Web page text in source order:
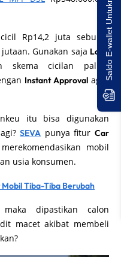
Rp14,2 juta sebulan
Gunakan saja Loan
skema cicilan paling
Instant Approval agar
itu bisa digunakan
SEVA punya fiturCar
mobil
usia konsumen.
Tiba-Tiba Berubah
dipastikan calon
macet akibat membeli
Saldo E-wallet Untukmu!